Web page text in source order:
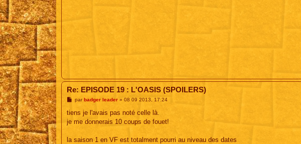
Re: EPISODE 19 : L'OASIS (SPOILERS)
M
s
a
parbadger leader» 08 09 2013, 17:24
tiens je l'avais pas noté celle là.
je me donnerais 10 coups de fouet!
la saison 1 en VF est totalment pourri au niveau des dates